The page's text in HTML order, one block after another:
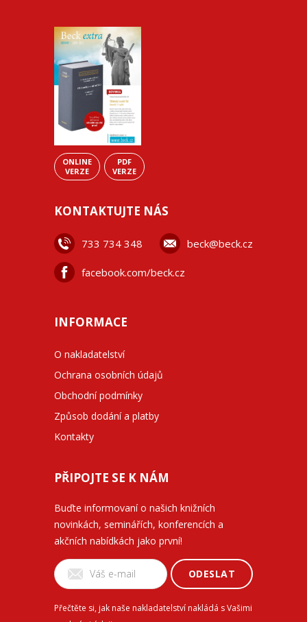
ONLINE
VERZE
PDF
VERZE
KONTAKTUJTE NÁS
733 734 348 beck@beck.cz
facebook.com/beck.cz
INFORMACE
O nakladatelství
Ochrana osobních údajů
Obchodní podmínky
Způsob dodání a platby
Kontakty
PŘIPOJTE SE K NÁM
Buďte informovaní o našich knižních
novinkách, seminářích, konferencích a
akčních nabídkách jako první!
ODESLAT
Přečtěte si, jak naše nakladatelství nakládá s Vašimi